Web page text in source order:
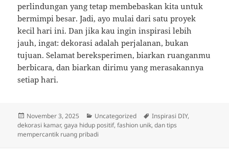
perlindungan yang tetap membebaskan kita untuk
bermimpi besar. Jadi, ayo mulai dari satu proyek
kecil hari ini. Dan jika kau ingin inspirasi lebih
jauh, ingat: dekorasi adalah perjalanan, bukan
tujuan. Selamat bereksperimen, biarkan ruanganmu
berbicara, dan biarkan dirimu yang merasakannya
setiap hari.
Posted
on
November 3, 2025 Categories
Uncategorized Tags
Inspirasi DIY,
dekorasi kamar, gaya hidup positif, fashion unik, dan tips
mempercantik ruang pribadi